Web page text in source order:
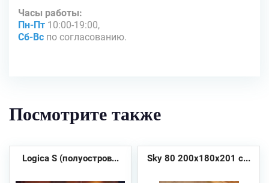
Часы работы:
Пн-Пт 10:00-19:00,
Сб-Вс по согласованию.
Посмотрите также
Logica S (полуостров... Sky 80 200x180x201 с...